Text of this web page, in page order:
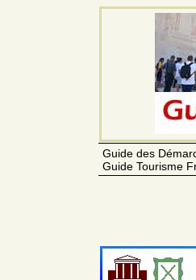
Guide des
Guide Tourisme